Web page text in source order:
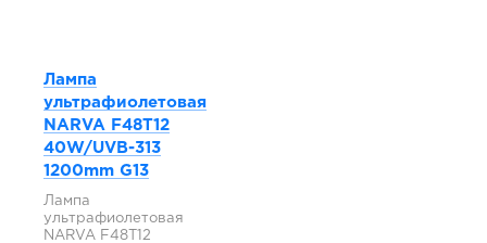
Лампа
ультрафиолетовая
NARVA F48T12
40W/UVB-313
1200mm G13
Лампа
ультрафиолетовая
NARVA F48T12